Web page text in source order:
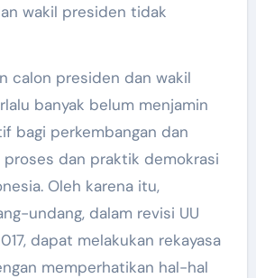
wakil presiden tidak
calon presiden dan wakil
banyak belum menjamin
bagi perkembangan dan
proses dan praktik demokrasi
Oleh karena itu,
undang, dalam revisi UU
dapat melakukan rekayasa
memperhatikan hal-hal